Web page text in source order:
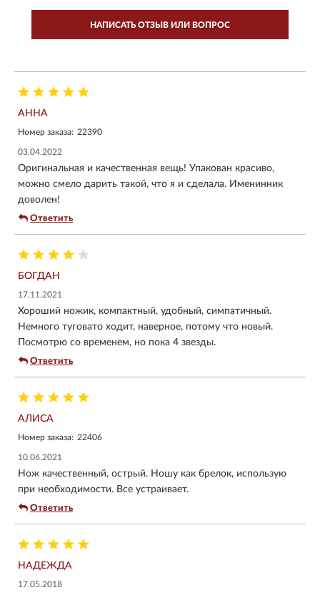
НАПИСАТЬ ОТЗЫВ ИЛИ ВОПРОС
АННА
Номер заказа: 22390
03.04.2022
Оригинальная и качественная вещь! Упакован красиво,
можно смело дарить такой, что я и сделала. Именинник
доволен!
Ответить
БОГДАН
17.11.2021
Хороший ножик, компактный, удобный, симпатичный.
Немного туговато ходит, наверное, потому что новый.
Посмотрю со временем, но пока 4 звезды.
Ответить
АЛИСА
Номер заказа: 22406
10.06.2021
Нож качественный, острый. Ношу как брелок, использую
при необходимости. Все устраивает.
Ответить
НАДЕЖДА
17.05.2018